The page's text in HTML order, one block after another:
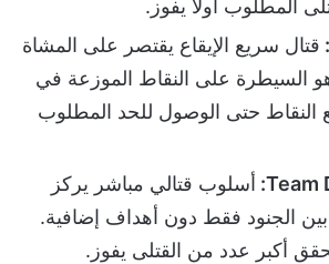
المطلوب أولاً يفوز.
قتال سريع الإيقاع يقتصر على المشاة
السيطرة على النقاط الموزعة في
النقاط حتى الوصول للحد المطلوب
Team أسلوب قتالي مباشر يركز
بين الجنود فقط دون أهداف إضافية.
أكبر عدد من القتلى يفوز.